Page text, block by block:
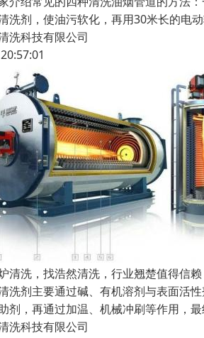
洗剂，使油污软化，再用30米长的电
洗科技有限公司
清洗，找浩然清洗，行业翘楚值得信赖
洗剂主要通过碱、有机溶剂与表面活
剂，再通过加温、机械冲刷等作用，
洗科技有限公司